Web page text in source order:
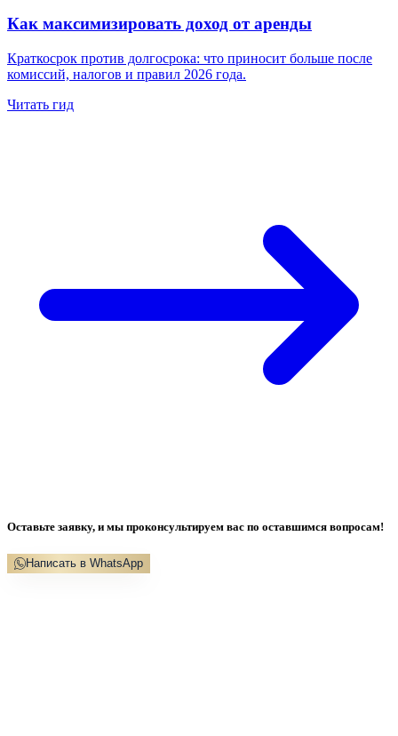
Как максимизировать доход от аренды
Краткосрок против долгосрока: что приносит больше после
комиссий, налогов и правил 2026 года.
Читать гид
Оставьте заявку, и мы проконсультируем вас по оставшимся вопросам!
Написать в WhatsApp